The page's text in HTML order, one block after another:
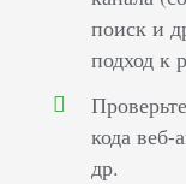
поиск и
подход к
кода
др.